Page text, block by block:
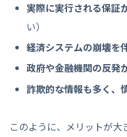
実際に実行される保証
い）
経済システムの崩壊を
政府や金融機関の反発
詐欺的な情報も多く、
このように、メリットが